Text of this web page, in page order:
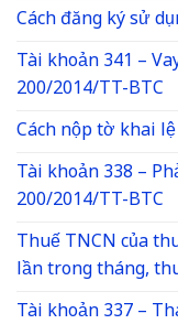
Cách đăng ký sử
Tài khoản 341 –
200/2014/TT-BTC
Cách nộp tờ khai
Tài khoản 338 –
200/2014/TT-BTC
Thuế TNCN của
lần trong tháng,
Tài khoản 337 –